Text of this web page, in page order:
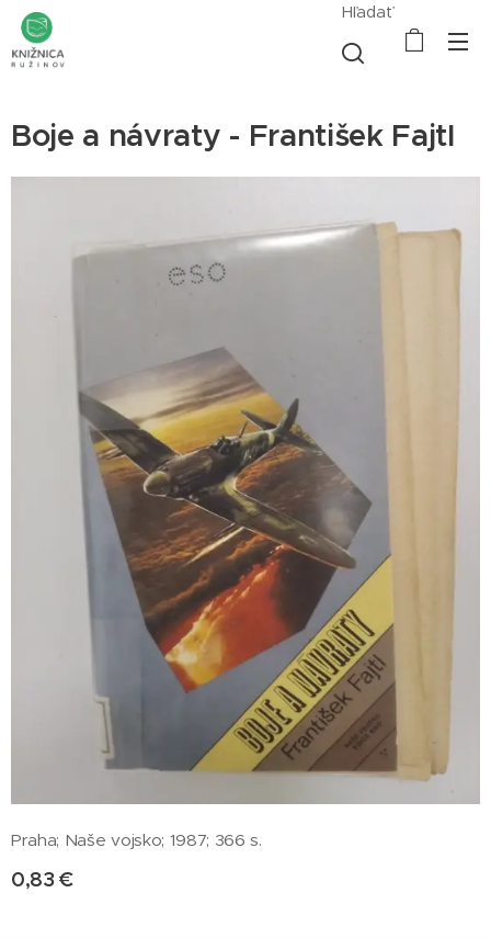
Hľadať
Boje a návraty - František Fajtl
Praha; Naše vojsko; 1987; 366 s.
0,83 €